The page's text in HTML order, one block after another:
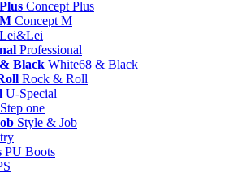
Concept Plus
Concept M
Lei&Lei
Professional
Black White68 & Black
Rock & Roll
U-Special
Step one
Style & Job
PU Boots